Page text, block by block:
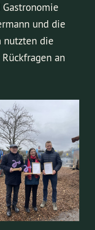
und die
nutzten die
an